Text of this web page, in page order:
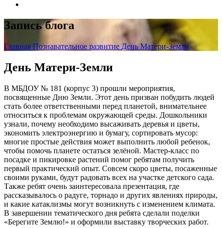
Запись блога
Главная Познавательное развитие День Матери-Земли
День Матери-Земли
В МБДОУ № 181 (корпус 3) прошли мероприятия,
посвященные Дню Земли. Этот день призван побудить людей
стать более ответственными перед планетой, внимательнее
относиться к проблемам окружающей среды. Дошкольники
узнали, почему необходимо высаживать деревья и цветы,
экономить электроэнергию и бумагу, сортировать мусор:
многие простые действия может выполнить любой ребенок,
чтобы помочь планете остаться зелёной. Мастер-класс по
посадке и пикировке растений помог ребятам получить
первый практический опыт. Совсем скоро цветы, посаженные
своими руками, будут радовать всех на участке детского сада.
Также ребят очень заинтересовала презентация, где
рассказывалось о радуге, торнадо и других явлениях природы,
и какие катаклизмы могут возникнуть с изменением климата.
В завершении тематического дня ребята сделали поделки
«Берегите Землю!» и оформили выставку творческих работ.